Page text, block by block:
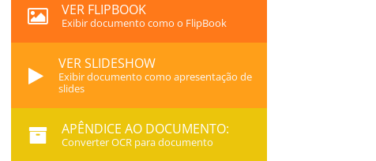
VER FLIPBOOK
Exibir documento como o FlipBook
VER SLIDESHOW
Exibir documento como apresentação de
slides
APÊNDICE AO DOCUMENTO:
Converter OCR para documento